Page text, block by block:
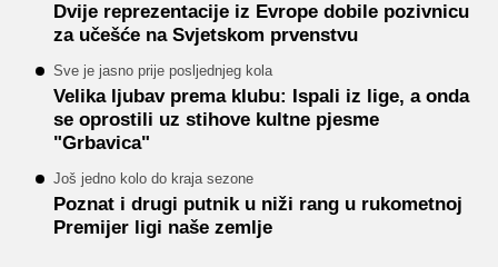
Dvije reprezentacije iz Evrope dobile pozivnicu
za učešće na Svjetskom prvenstvu
Sve je jasno prije posljednjeg kola
Velika ljubav prema klubu: Ispali iz lige, a onda
se oprostili uz stihove kultne pjesme
"Grbavica"
Još jedno kolo do kraja sezone
Poznat i drugi putnik u niži rang u rukometnoj
Premijer ligi naše zemlje